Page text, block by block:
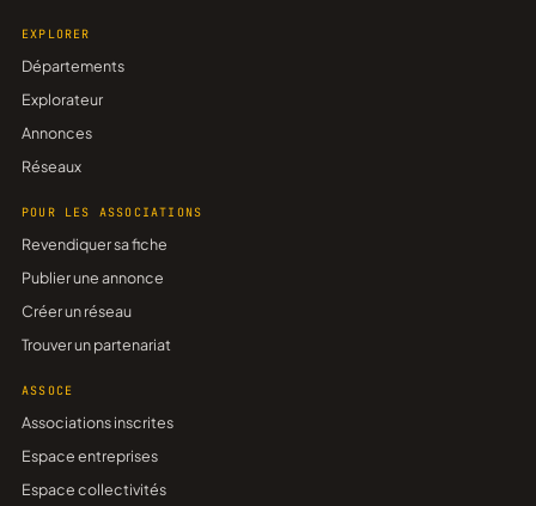
EXPLORER
Départements
Explorateur
Annonces
Réseaux
POUR LES ASSOCIATIONS
Revendiquer sa fiche
Publier une annonce
Créer un réseau
Trouver un partenariat
ASSOCE
Associations inscrites
Espace entreprises
Espace collectivités